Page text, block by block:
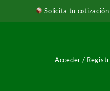
Solicita tu
Acceder /